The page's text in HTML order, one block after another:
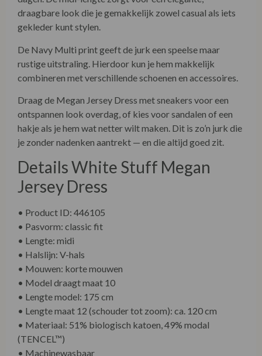
draagbare look die je gemakkelijk zowel casual als iets
gekleder kunt stylen.
De Navy Multi print geeft de jurk een speelse maar
rustige uitstraling. Hierdoor kun je hem makkelijk
combineren met verschillende schoenen en accessoires.
Draag de Megan Jersey Dress met sneakers voor een
ontspannen look overdag, of kies voor sandalen of een
hakje als je hem wat netter wilt maken. Dit is zo’n jurk die
je zonder nadenken aantrekt — en die altijd goed zit.
Details White Stuff Megan
Jersey Dress
• Product ID: 446105
• Pasvorm: classic fit
• Lengte: midi
• Halslijn: V-hals
• Mouwen: korte mouwen
• Model draagt maat 10
• Lengte model: 175 cm
• Lengte maat 12 (schouder tot zoom): ca. 120 cm
• Materiaal: 51% biologisch katoen, 49% modal
(TENCEL™)
• Machinewasbaar